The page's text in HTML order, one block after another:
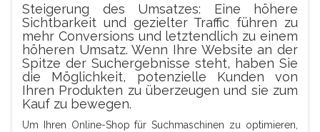
Steigerung des Umsatzes: Eine höhere
Sichtbarkeit und gezielter Traffic führen zu
mehr Conversions und letztendlich zu einem
höheren Umsatz. Wenn Ihre Website an der
Spitze der Suchergebnisse steht, haben Sie
die Möglichkeit, potenzielle Kunden von
Ihren Produkten zu überzeugen und sie zum
Kauf zu bewegen.
Um Ihren Online-Shop für Suchmaschinen zu optimieren,